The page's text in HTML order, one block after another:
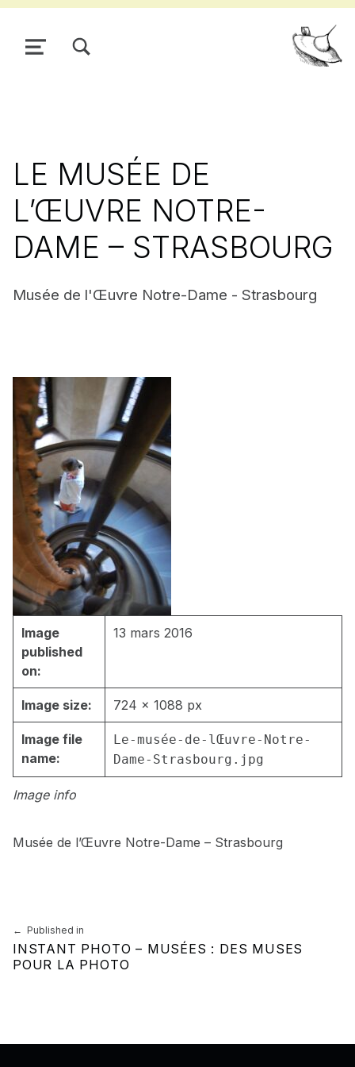
Pour
MENU
LE MUSÉE DE
L’ŒUVRE NOTRE-
DAME – STRASBOURG
Musée de l'Œuvre Notre-Dame - Strasbourg
Image info
Image
published
on:
13 mars 2016
Image size: 724 × 1088 px
Image file
name:
Le-musée-de-lŒuvre-Notre-
Dame-Strasbourg.jpg
Musée de l’Œuvre Notre-Dame – Strasbourg
Navigation de l’article
Published in
INSTANT PHOTO – MUSÉES : DES MUSES
POUR LA PHOTO